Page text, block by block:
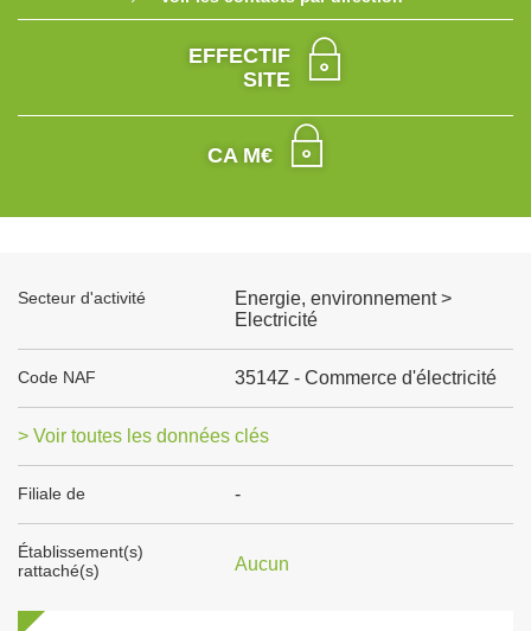
EFFECTIF
SITE
CA M€
Secteur d'activité
Energie, environnement >
Electricité
Code NAF 3514Z - Commerce d'électricité
> Voir toutes les données clés
Filiale de -
Établissement(s)
rattaché(s)
Aucun